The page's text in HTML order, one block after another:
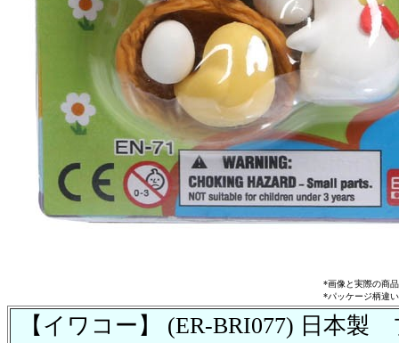
*画像と実際の商
*パッケージ柄違
【イワコー】 (ER-BRI077) 日本